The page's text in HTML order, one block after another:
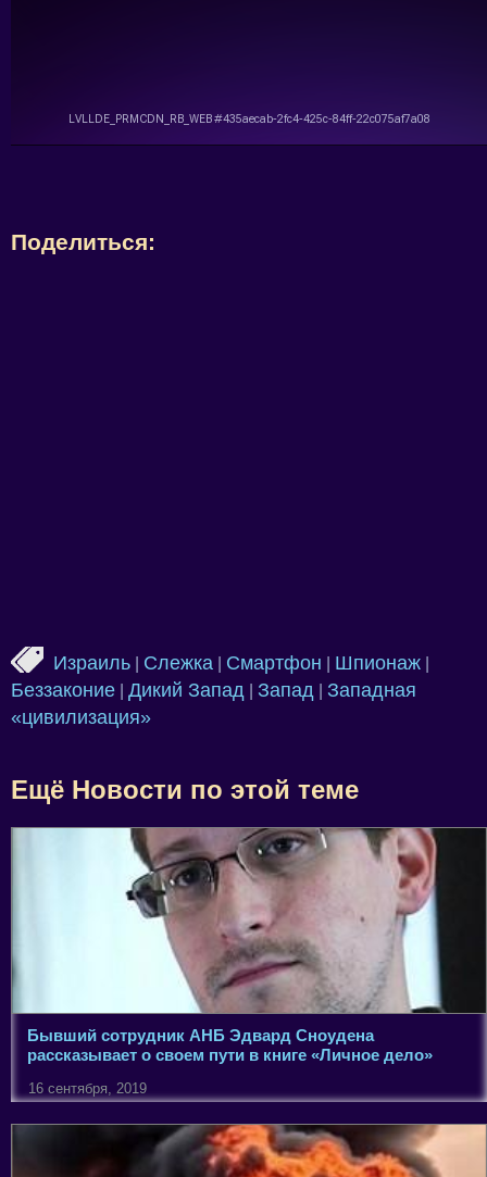
Поделиться:
Израиль Слежка Смартфон Шпионаж
Беззаконие Дикий Запад Запад Западная
«цивилизация»
Ещё Новости по этой теме
Бывший сотрудник АНБ Эдвард Сноудена
рассказывает о своем пути в книге «Личное дело»
16 сентября, 2019